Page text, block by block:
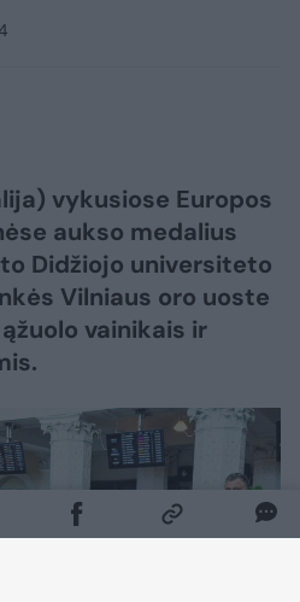
vykusiose Europos
aukso medalius
Didžiojo universiteto
Vilniaus oro uoste
vainikais ir